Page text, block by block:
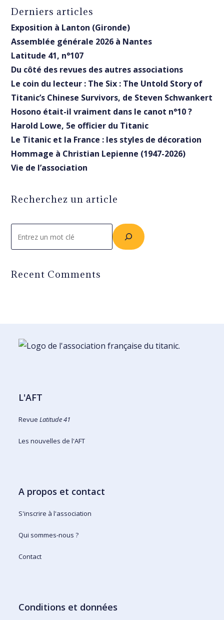
Derniers articles
Exposition à Lanton (Gironde)
Assemblée générale 2026 à Nantes
Latitude 41, n°107
Du côté des revues des autres associations
Le coin du lecteur : The Six : The Untold Story of
Titanic’s Chinese Survivors, de Steven Schwankert
Hosono était-il vraiment dans le canot n°10 ?
Harold Lowe, 5e officier du Titanic
Le Titanic et la France : les styles de décoration
Hommage à Christian Lepienne (1947-2026)
Vie de l’association
Recherchez un article
Recent Comments
L'AFT
RevueLatitude 41
Les nouvelles de l'AFT
A propos et contact
S'inscrire à l'association
Qui sommes-nous ?
Contact
Conditions et données